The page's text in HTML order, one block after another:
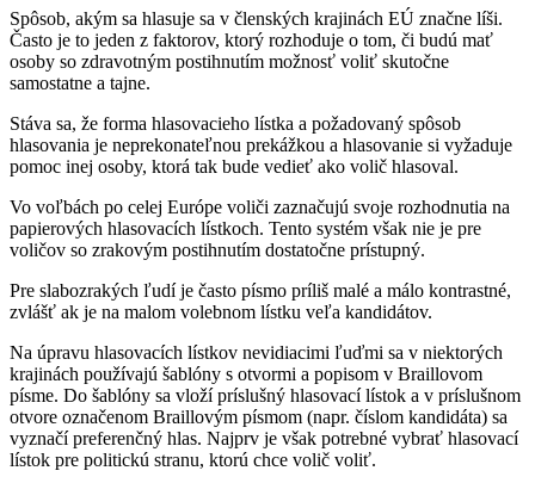
Spôsob, akým sa hlasuje sa v členských krajinách EÚ značne líši.
Často je to jeden z faktorov, ktorý rozhoduje o tom, či budú mať
osoby so zdravotným postihnutím možnosť voliť skutočne
samostatne a tajne.
Stáva sa, že forma hlasovacieho lístka a požadovaný spôsob
hlasovania je neprekonateľnou prekážkou a hlasovanie si vyžaduje
pomoc inej osoby, ktorá tak bude vedieť ako volič hlasoval.
Vo voľbách po celej Európe voliči zaznačujú svoje rozhodnutia na
papierových hlasovacích lístkoch. Tento systém však nie je pre
voličov so zrakovým postihnutím dostatočne prístupný.
Pre slabozrakých ľudí je často písmo príliš malé a málo kontrastné,
zvlášť ak je na malom volebnom lístku veľa kandidátov.
Na úpravu hlasovacích lístkov nevidiacimi ľuďmi sa v niektorých
krajinách používajú šablóny s otvormi a popisom v Braillovom
písme. Do šablóny sa vloží príslušný hlasovací lístok a v príslušnom
otvore označenom Braillovým písmom (napr. číslom kandidáta) sa
vyznačí preferenčný hlas. Najprv je však potrebné vybrať hlasovací
lístok pre politickú stranu, ktorú chce volič voliť.